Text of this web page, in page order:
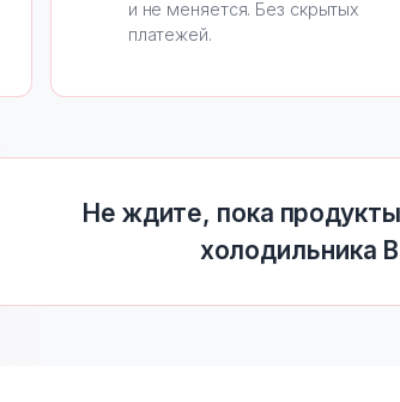
и не меняется. Без скрытых
платежей.
Не ждите, пока
холодильника